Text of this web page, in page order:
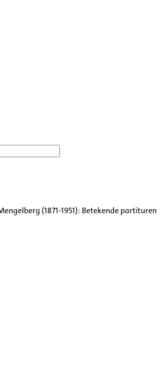
(1871-1951): Betekende partituren